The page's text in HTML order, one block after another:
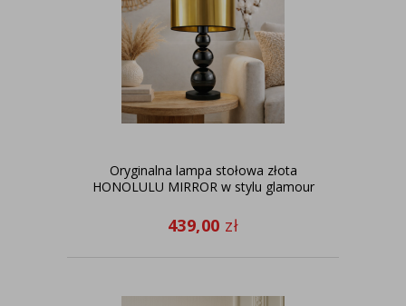
Oryginalna lampa stołowa złota
HONOLULU MIRROR w stylu glamour
439,00 zł